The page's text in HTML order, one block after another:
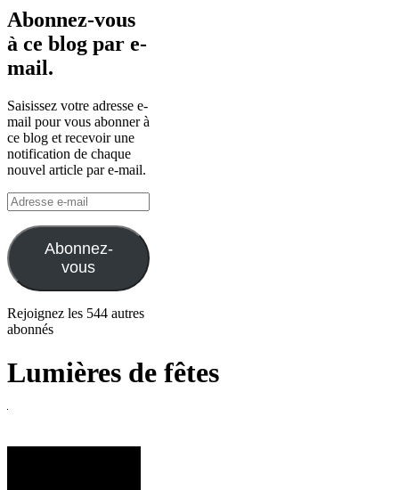
Abonnez-vous
à ce blog par e-
mail.
Saisissez votre adresse e-
mail pour vous abonner à
ce blog et recevoir une
notification de chaque
nouvel article par e-mail.
Adresse
e-
mail
Abonnez-
vous
Rejoignez les 544 autres
abonnés
Lumières de fêtes